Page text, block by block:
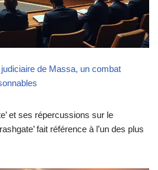
de Massa, un combat
et ses répercussions sur le
fait référence à l’un des plus